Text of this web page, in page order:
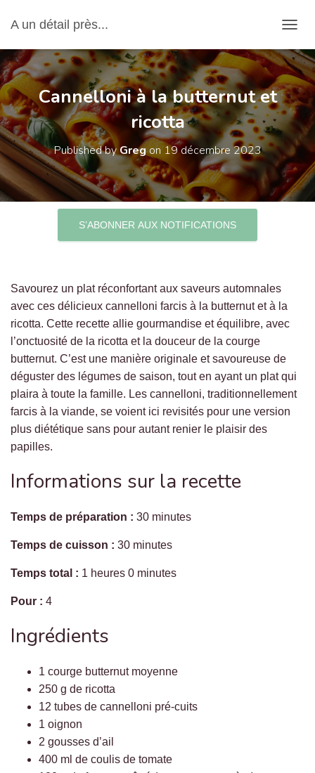
A un détail près...
Cannelloni à la butternut et
ricotta
Published byGregon19 décembre 2023
S’ABONNER AUX NOTIFICATIONS
Savourez un plat réconfortant aux saveurs automnales
avec ces délicieux cannelloni farcis à la butternut et à la
ricotta. Cette recette allie gourmandise et équilibre, avec
l’onctuosité de la ricotta et la douceur de la courge
butternut. C’est une manière originale et savoureuse de
déguster des légumes de saison, tout en ayant un plat qui
plaira à toute la famille. Les cannelloni, traditionnellement
farcis à la viande, se voient ici revisités pour une version
plus diététique sans pour autant renier le plaisir des
papilles.
Informations sur la recette
Temps de préparation : 30 minutes
Temps de cuisson : 30 minutes
Temps total : 1 heures 0 minutes
Pour : 4
Ingrédients
1 courge butternut moyenne
250 g de ricotta
12 tubes de cannelloni pré-cuits
1 oignon
2 gousses d’ail
400 ml de coulis de tomate